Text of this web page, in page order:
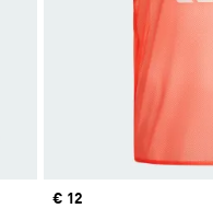
Precio
€ 12